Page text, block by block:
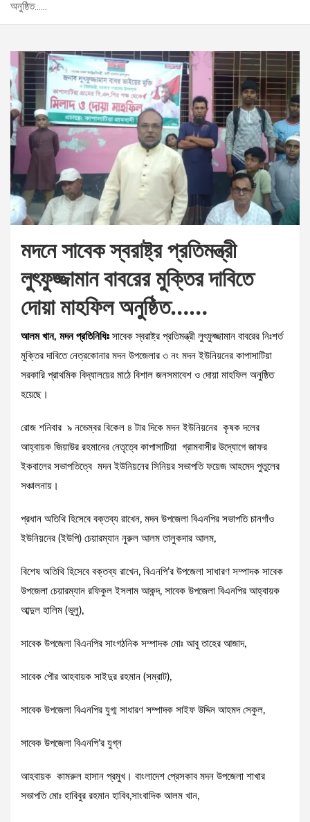
অনুষ্ঠিত……
মদনে সাবেক স্বরাষ্ট্র প্রতিমন্ত্রী
লুৎফুজ্জামান বাবরের মুক্তির দাবিতে
দোয়া মাহফিল অনুষ্ঠিত……
আলম খান, মদন প্রতিনিধিঃ সাবেক স্বরাষ্ট্র প্রতিমন্ত্রী লুৎফুজ্জামান বাবরের নিঃশর্ত
মুক্তির দাবিতে নেত্রকোনার মদন উপজেলার ৩ নং মদন ইউনিয়নের কাপাসাটিয়া
সরকারি প্রাথমিক বিদ্যালয়ের মাঠে বিশাল জনসমাবেশ ও দোয়া মাহফিল অনুষ্ঠিত
হয়েছে।
রোজ শনিবার ৯ নভেম্বর বিকেল ৪ টার দিকে মদন ইউনিয়নের কৃষক দলের
আহ্বায়ক জিয়াউর রহমানের নেতৃত্বে কাপাসাটিয়া গ্রামবাসীর উদ্যোগে জাফর
ইকবালের সভাপতিত্বে মদন ইউনিয়নের সিনিয়র সভাপতি ফয়েজ আহমেদ পুতুলের
সঞ্চালনায়।
প্রধান অতিথি হিসেবে বক্তব্য রাখেন, মদন উপজেলা বিএনপির সভাপতি চানগাঁও
ইউনিয়নের (ইউপি) চেয়ারম্যান নুরুল আলম তালুকদার আলম,
বিশেষ অতিথি হিসেবে বক্তব্য রাখেন, বিএনপি’র উপজেলা সাধারণ সম্পাদক সাবেক
উপজেলা চেয়ারম্যান রফিকুল ইসলাম আকন্দ, সাবেক উপজেলা বিএনপির আহ্বায়ক
আব্দুল হালিম (ভুলু),
সাবেক উপজেলা বিএনপির সাংগঠনিক সম্পাদক মোঃ আবু তাহের আজাদ,
সাবেক পৌর আহবায়ক সাইদুর রহমান (সম্রাট),
সাবেক উপজেলা বিএনপির যুগ্ম সাধারণ সম্পাদক সাইফ উদ্দিন আহমদ সেকুল,
সাবেক উপজেলা বিএনপি’র যুগ্ন
আহবায়ক কামরুল হাসান প্রমুখ। বাংলাদেশ প্রেসকাব মদন উপজেলা শাখার
সভাপতি মোঃ হাবিবুর রহমান হাবিব,সাংবাদিক আলম খান,